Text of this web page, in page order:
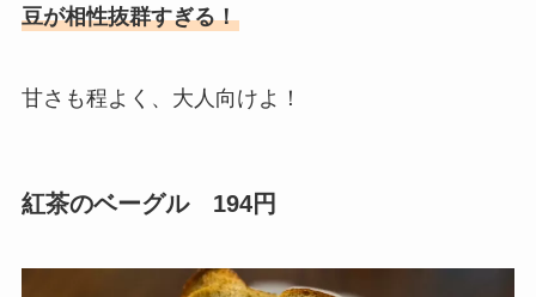
豆が相性抜群すぎる！
甘さも程よく、大人向けよ！
紅茶のベーグル 194円